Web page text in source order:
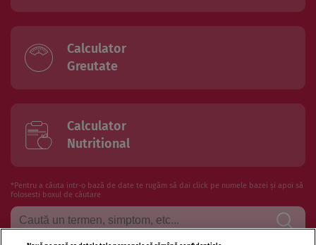
Calculator
Greutate
Calculator
Nutritional
*Pentru a căuta intr-o bază de date te rugăm să dai click pe numele bazei și apoi să
folosesti boxul de căutare